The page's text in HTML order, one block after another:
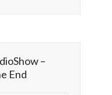
–
End